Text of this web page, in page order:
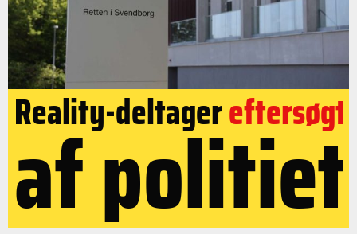
Reality-deltagereftersøgt
af politiet